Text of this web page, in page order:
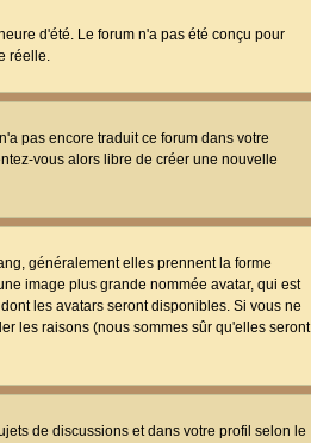
d'été. Le forum n'a pas été conçu pour
réelle.
pas encore traduit ce forum dans votre
vous alors libre de créer une nouvelle
généralement elles prennent la forme
image plus grande nommée avatar, qui est
les avatars seront disponibles. Si vous ne
les raisons (nous sommes sûr qu'elles seront
de discussions et dans votre profil selon le